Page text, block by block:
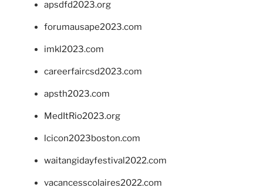
apsdfd2023.org
forumausape2023.com
imkl2023.com
careerfaircsd2023.com
apsth2023.com
MedItRio2023.org
lcicon2023boston.com
waitangidayfestival2022.com
vacancesscolaires2022.com